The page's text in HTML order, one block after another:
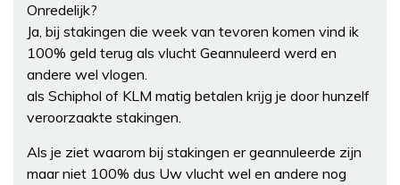
Onredelijk?
Ja, bij stakingen die week van tevoren komen vind ik
100% geld terug als vlucht Geannuleerd werd en
andere wel vlogen.
als Schiphol of KLM matig betalen krijg je door hunzelf
veroorzaakte stakingen.
Als je ziet waarom bij stakingen er geannuleerde zijn
maar niet 100% dus Uw vlucht wel en andere nog